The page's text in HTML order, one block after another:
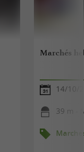
Marchés
14/10/
39 m -